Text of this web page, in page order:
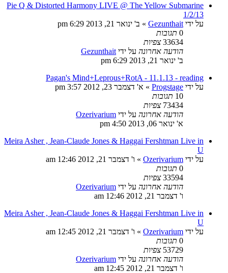
Pie Q & Distorted Harmony LIVE @ The Yellow Submarine
1/2/13
על ידי Gezunthait
» ב' ינואר 21, 2013 6:29 pm
0 תגובות
33634 צפיות
הודעה אחרונה על ידי Gezunthait
ב' ינואר 21, 2013 6:29 pm
Pagan's Mind+Leprous+RotA - 11.1.13 - reading
על ידי Progstage
» א' דצמבר 23, 2012 3:57 pm
10 תגובות
73434 צפיות
הודעה אחרונה על ידי Ozerivarium
א' ינואר 06, 2013 4:50 pm
Meira Asher , Jean-Claude Jones & Haggai Fershtman Live in
U
על ידי Ozerivarium
» ו' דצמבר 21, 2012 12:46 am
0 תגובות
33594 צפיות
הודעה אחרונה על ידי Ozerivarium
ו' דצמבר 21, 2012 12:46 am
Meira Asher , Jean-Claude Jones & Haggai Fershtman Live in
U
על ידי Ozerivarium
» ו' דצמבר 21, 2012 12:45 am
0 תגובות
53729 צפיות
הודעה אחרונה על ידי Ozerivarium
ו' דצמבר 21, 2012 12:45 am